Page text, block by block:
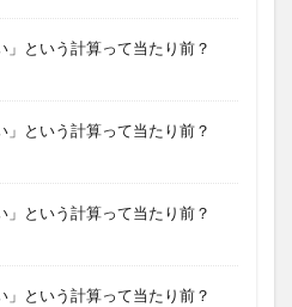
という計算って当たり前？
という計算って当たり前？
という計算って当たり前？
という計算って当たり前？